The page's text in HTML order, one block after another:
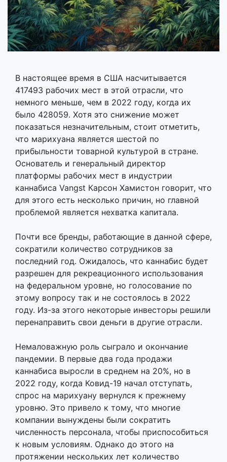
В настоящее время в США насчитывается
417493 рабочих мест в этой отрасли, что
немного меньше, чем в 2022 году, когда их
было 428059. Хотя это снижение может
показаться незначительным, стоит отметить,
что марихуана является шестой по
прибыльности товарной культурой в стране.
Основатель и генеральный директор
платформы рабочих мест в индустрии
каннабиса Vangst Карсон Хамистон говорит, что
для этого есть несколько причин, но главной
проблемой является нехватка капитала.
Почти все бренды, работающие в данной сфере,
сократили количество сотрудников за
последний год. Ожидалось, что каннабис будет
разрешен для рекреационного использования
на федеральном уровне, но голосование по
этому вопросу так и не состоялось в 2022
году. Из-за этого некоторые инвесторы решили
перенаправить свои деньги в другие отрасли.
Немаловажную роль сыграло и окончание
пандемии. В первые два года продажи
каннабиса выросли в среднем на 20%, но в
2022 году, когда Ковид-19 начал отступать,
спрос на марихуану вернулся к прежнему
уровню. Это привело к тому, что многие
компании вынуждены были сократить
численность персонала, чтобы приспособиться
к новым условиям. Однако до этого на
протяжении нескольких лет количество